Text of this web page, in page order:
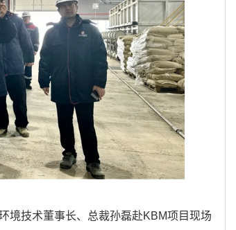
境技术董事长、总裁孙磊赴KBM项目现场